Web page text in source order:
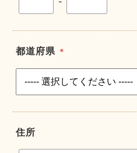
都道府県 ＊
住所